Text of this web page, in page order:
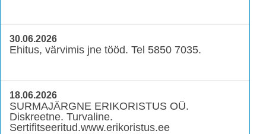
30.06.2026
Ehitus, värvimis jne tööd. Tel 5850 7035.
18.06.2026
SURMAJÄRGNE ERIKORISTUS OÜ.
Diskreetne. Turvaline.
Sertifitseeritud.www.erikoristus.ee